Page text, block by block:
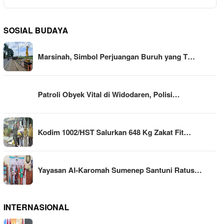
SOSIAL BUDAYA
Marsinah, Simbol Perjuangan Buruh yang T…
Patroli Obyek Vital di Widodaren, Polisi…
Kodim 1002/HST Salurkan 648 Kg Zakat Fit…
Yayasan Al-Karomah Sumenep Santuni Ratus…
INTERNASIONAL